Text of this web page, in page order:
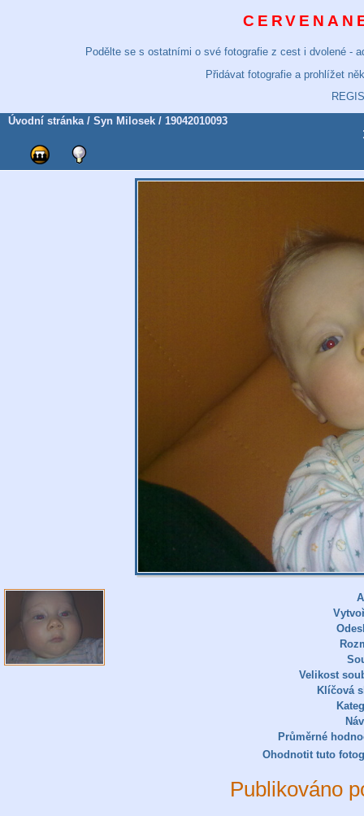
Podělte se s ostatními o své fotografie z cest i dvolené -
Přidávat fotografie a prohlížet
Úvodní stránka/ Syn Milosek / 19042010093
Velikost
Klíčová
Průměrné
Ohodnotit tuto
Publikováno